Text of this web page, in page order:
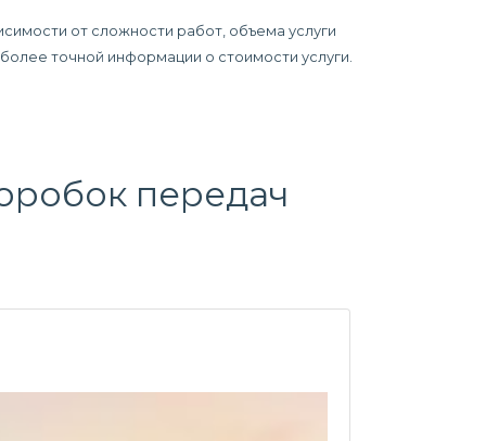
от сложности работ, объема услуги
точной информации о стоимости услуги.
передач